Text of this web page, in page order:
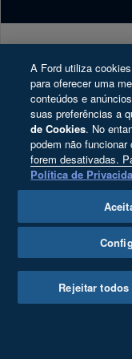
Garantia Ford
App Ford
Blindagem
Assistência de
Revisões Ford
Agende seu
Reparador Ford
Serviço Leva e Traz
Ford Global
Notícias
Segurança
Fale Conosco
Relatório de
Cartões de Resgate
Cookie Settings
Política de Privacidade
Direitos do Titular
Ford Motor
03.470.727/
1.336, Térreo,
A Ford utiliza
para oferecer uma
conteúdos e
suas preferências a
de Cookies. No
podem não
forem desativadas.
Política de
Rejeitar